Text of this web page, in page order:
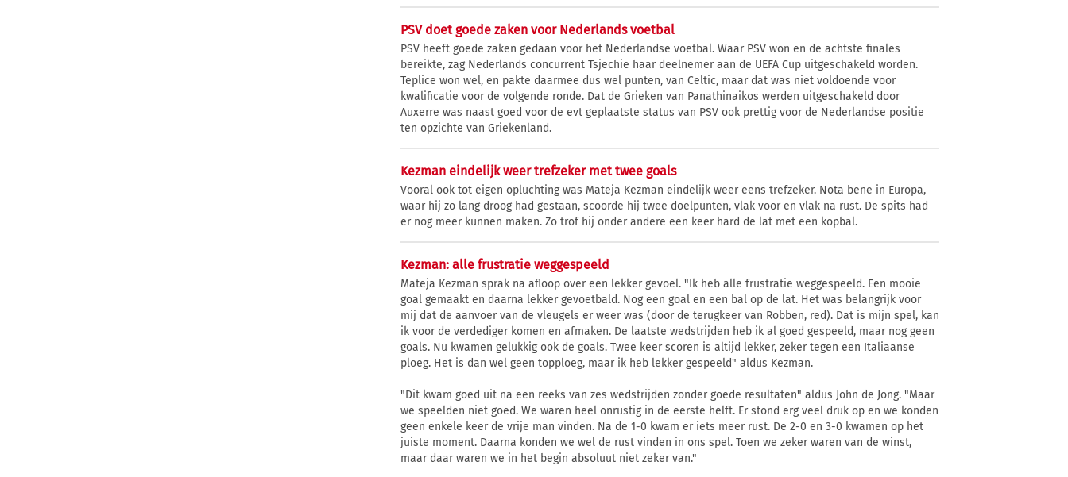
PSV doet goede zaken voor Nederlands voetbal
PSV heeft goede zaken gedaan voor het Nederlandse voetbal. Waar PSV won en de achtste finales
bereikte, zag Nederlands concurrent Tsjechie haar deelnemer aan de UEFA Cup uitgeschakeld worden.
Teplice won wel, en pakte daarmee dus wel punten, van Celtic, maar dat was niet voldoende voor
kwalificatie voor de volgende ronde. Dat de Grieken van Panathinaikos werden uitgeschakeld door
Auxerre was naast goed voor de evt geplaatste status van PSV ook prettig voor de Nederlandse positie
ten opzichte van Griekenland.
Kezman eindelijk weer trefzeker met twee goals
Vooral ook tot eigen opluchting was Mateja Kezman eindelijk weer eens trefzeker. Nota bene in Europa,
waar hij zo lang droog had gestaan, scoorde hij twee doelpunten, vlak voor en vlak na rust. De spits had
er nog meer kunnen maken. Zo trof hij onder andere een keer hard de lat met een kopbal.
Kezman: alle frustratie weggespeeld
Mateja Kezman sprak na afloop over een lekker gevoel. "Ik heb alle frustratie weggespeeld. Een mooie
goal gemaakt en daarna lekker gevoetbald. Nog een goal en een bal op de lat. Het was belangrijk voor
mij dat de aanvoer van de vleugels er weer was (door de terugkeer van Robben, red). Dat is mijn spel, kan
ik voor de verdediger komen en afmaken. De laatste wedstrijden heb ik al goed gespeeld, maar nog geen
goals. Nu kwamen gelukkig ook de goals. Twee keer scoren is altijd lekker, zeker tegen een Italiaanse
ploeg. Het is dan wel geen topploeg, maar ik heb lekker gespeeld" aldus Kezman.
"Dit kwam goed uit na een reeks van zes wedstrijden zonder goede resultaten" aldus John de Jong. "Maar
we speelden niet goed. We waren heel onrustig in de eerste helft. Er stond erg veel druk op en we konden
geen enkele keer de vrije man vinden. Na de 1-0 kwam er iets meer rust. De 2-0 en 3-0 kwamen op het
juiste moment. Daarna konden we wel de rust vinden in ons spel. Toen we zeker waren van de winst,
maar daar waren we in het begin absoluut niet zeker van."